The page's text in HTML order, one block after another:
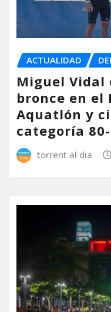
ACTUALIDAD
Miguel Vidal
bronce en el
Aquatlón y
categoría
torrent al dia